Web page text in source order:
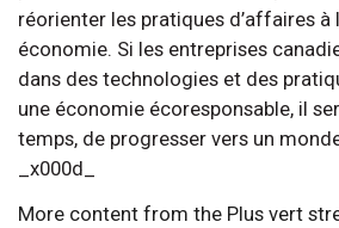
réorienter les pratiques d’affaires à
économie. Si les entreprises
dans des technologies et des
une économie écoresponsable, il
temps, de progresser vers un
_x000d_
More content from the Plus vert